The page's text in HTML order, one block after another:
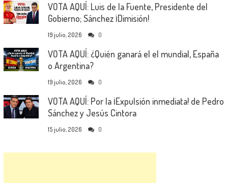
VOTA AQUÍ: Luis de la Fuente, Presidente del
Gobierno; Sánchez ¡Dimisión!
19 julio, 2026 0
VOTA AQUÍ: ¿Quién ganará el el mundial, España
o Argentina?
19 julio, 2026 0
VOTA AQUÍ: Por la ¡Expulsión inmediata! de Pedro
Sánchez y Jesús Cintora
15 julio, 2026 0